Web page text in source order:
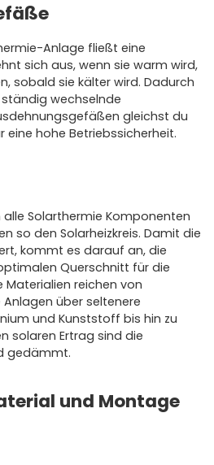
Anlage fließt eine
sich aus, wenn sie warm wird,
sobald sie kälter wird. Dadurch
wechselnde
gleichst du
hohe Betriebssicherheit.
alle Solarthermie Komponenten
so den Solarheizkreis. Damit die
kommt es darauf an, die
Querschnitt für die
Materialien reichen von
über seltenere
und Kunststoff bis hin zu
solaren Ertrag sind die
gedämmt.
und Montage